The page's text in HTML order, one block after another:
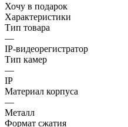
Хочу в подарок
Характеристики
Тип товара
—
IP-видеорегистратор
Тип камер
—
IP
Материал корпуса
—
Металл
Формат сжатия